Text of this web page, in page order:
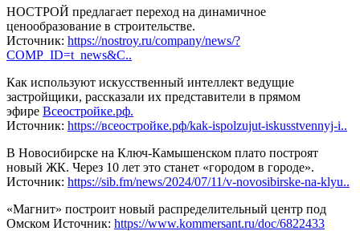
НОСТРОЙ предлагает переход на динамичное
ценообразование в строительстве.
Источник: https://nostroy.ru/company/news/?
COMP_ID=t_news&C..
Как используют искусственный интеллект ведущие
застройщики, рассказали их представители в прямом
эфире Всеостройке.рф.
Источник: https://всеостройке.рф/kak-ispolzujut-iskusstvennyj-i..
В Новосибирске на Ключ-Камышенском плато построят
новый ЖК. Через 10 лет это станет «городом в городе».
Источник: https://sib.fm/news/2024/07/11/v-novosibirske-na-klyu..
«Магнит» построит новый распределительный центр под
Омском Источник: https://www.kommersant.ru/doc/6822433